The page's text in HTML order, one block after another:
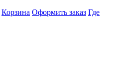
Корзина Оформить заказ Где